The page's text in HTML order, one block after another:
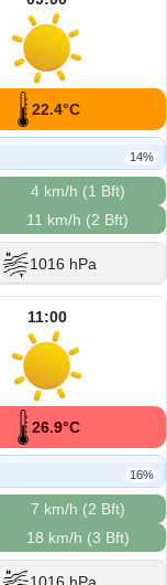
22.4°C
14%
4 km/h (1 Bft)
11 km/h (2 Bft)
1016 hPa
11:00
26.9°C
16%
7 km/h (2 Bft)
18 km/h (3 Bft)